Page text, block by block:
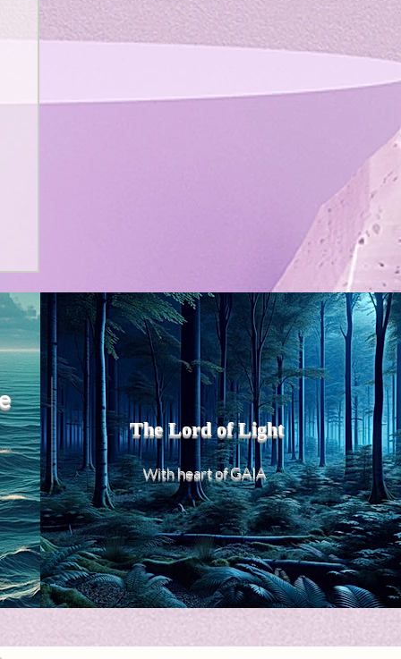
The Lord of Light
Withheart of GAIA